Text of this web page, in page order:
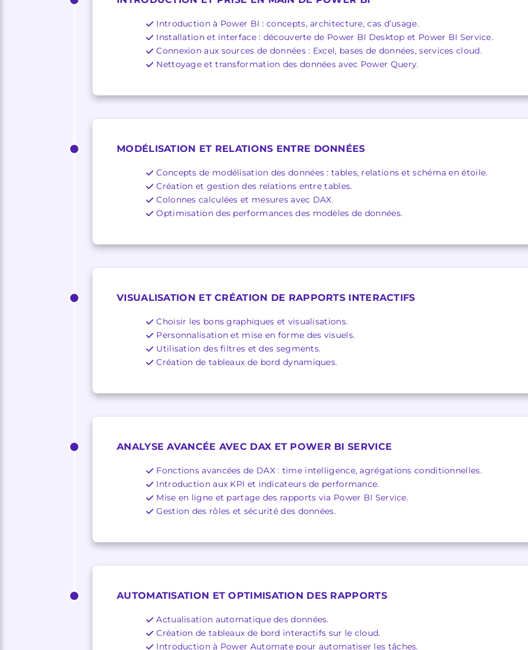
Introduction à Power BI : concepts, architecture, cas d’usage.
Installation et interface : découverte de Power BI Desktop et Power BI Service.
Connexion aux sources de données : Excel, bases de données, services cloud.
Nettoyage et transformation des données avec Power Query.
MODÉLISATION ET RELATIONS ENTRE DONNÉES
Concepts de modélisation des données : tables, relations et schéma en étoile.
Création et gestion des relations entre tables.
Colonnes calculées et mesures avec DAX.
Optimisation des performances des modèles de données.
VISUALISATION ET CRÉATION DE RAPPORTS INTERACTIFS
Choisir les bons graphiques et visualisations.
Personnalisation et mise en forme des visuels.
Utilisation des filtres et des segments.
Création de tableaux de bord dynamiques.
ANALYSE AVANCÉE AVEC DAX ET POWER BI SERVICE
Fonctions avancées de DAX : time intelligence, agrégations conditionnelles.
Introduction aux KPI et indicateurs de performance.
Mise en ligne et partage des rapports via Power BI Service.
Gestion des rôles et sécurité des données.
AUTOMATISATION ET OPTIMISATION DES RAPPORTS
Actualisation automatique des données.
Création de tableaux de bord interactifs sur le cloud.
Introduction à Power Automate pour automatiser les tâches.